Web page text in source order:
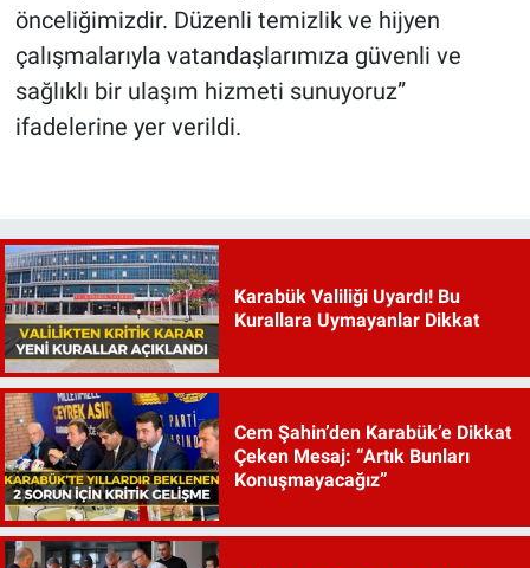
önceliğimizdir. Düzenli temizlik ve hijyen
çalışmalarıyla vatandaşlarımıza güvenli ve
sağlıklı bir ulaşım hizmeti sunuyoruz”
ifadelerine yer verildi.
Karabük Valiliği Uyardı! Bu
Kurallara Uymayanlar Dikkat
Cem Şahin’den Karabük’e Dikkat
Çeken Mesaj: “Artık Bunları
Konuşmayacağız”